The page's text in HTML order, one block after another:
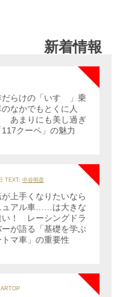
新着情報
NEW
だらけの「いすゞ」乗
のなかでもとくに人
あまりにも美し過ぎ
117クーペ」の魅力
TEXT: 中谷明彦
上手くなりたいなら
ュアル車……は大きな
い！ レーシングドラ
ーが語る「基礎を学ぶ
トマ車」の重要性